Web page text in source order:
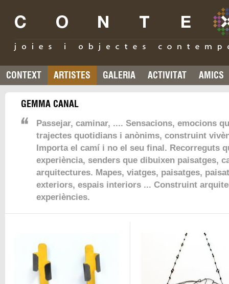
CONTEXT ARTISTES GALERIA ACTIVITAT AMICS
GEMMA CANAL
Passejar, caminar, .... Sensacions, emocions
trajectes quotidians i anònims, construint
Importa el camí i no el seu final. Recorreguts
experiència, senders que dibuixen paisatges,
arquitectures. Mapes, viatges, paisatges,
exteriors, espais interiors ... Construint
experiències.